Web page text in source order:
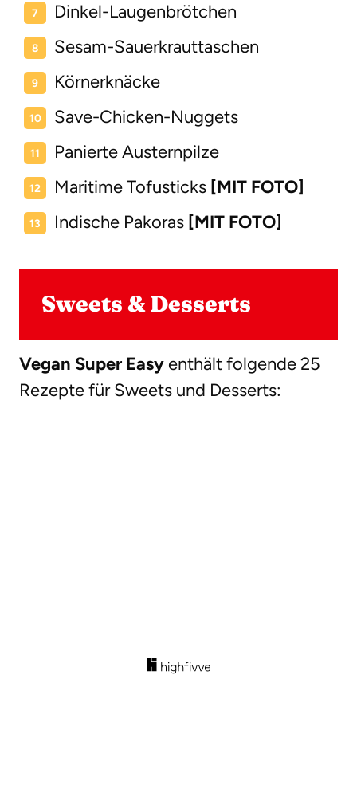
Dinkel-Laugenbrötchen
Sesam-Sauerkrauttaschen
Körnerknäcke
Save-Chicken-Nuggets
Panierte Austernpilze
Maritime Tofusticks [MIT FOTO]
Indische Pakoras [MIT FOTO]
Sweets & Desserts
Vegan Super Easy enthält folgende 25
Rezepte für Sweets und Desserts: